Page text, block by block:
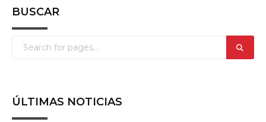
BUSCAR
ÚLTIMAS NOTICIAS